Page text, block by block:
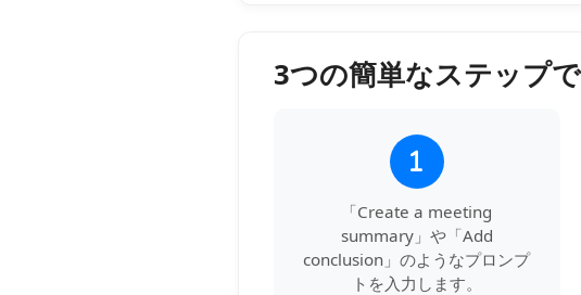
3つの簡単なステップ
1
「Create a meeting
summary」や「Add
conclusion」のようなプロンプ
トを入力します。